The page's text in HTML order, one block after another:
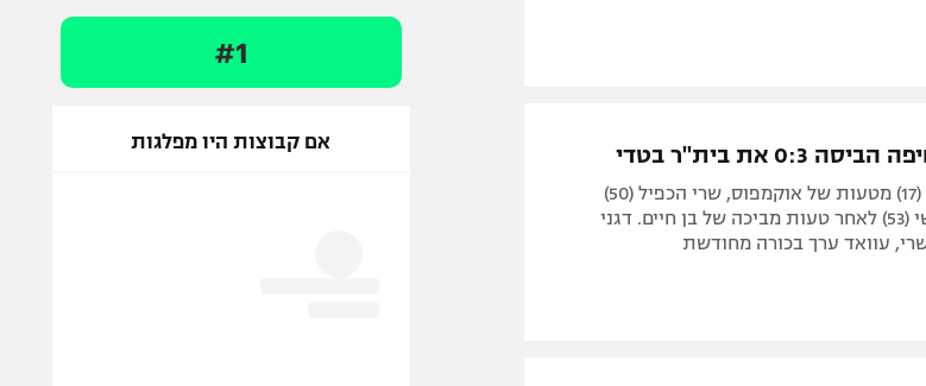
את בית"ר בטדי
צפו בתקציר: חזיזה כבש ראשון (17) מטעות של אוקמפוס, שרי הכפיל (50)
בקלילות ודוניו כבש את השלישי (53) לאחר טעות מביכה של בן חיים. דגני
עוואד ערך בכורה מחודשת
#1
אם קבוצות היו מפלגות